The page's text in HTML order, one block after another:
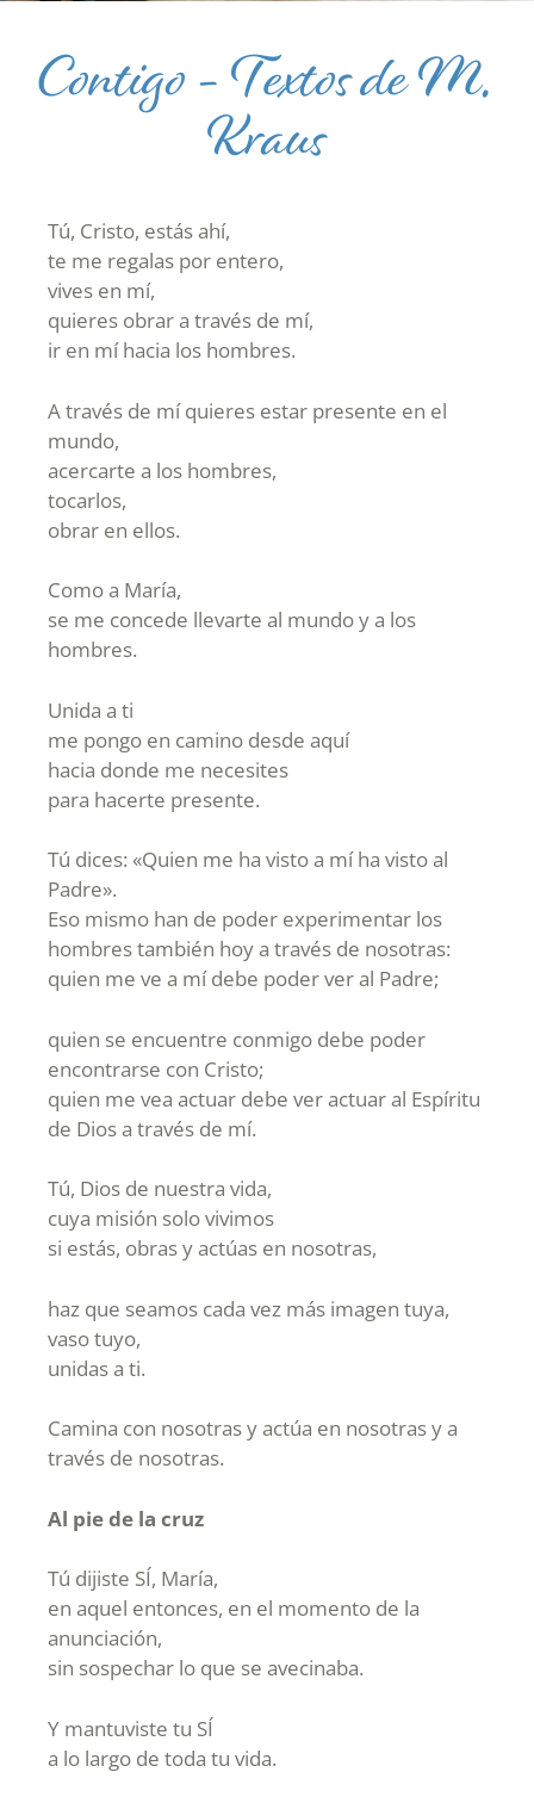
Contigo – Textos de M.
Kraus
Tú, Cristo, estás ahí,
te me regalas por entero,
vives en mí,
quieres obrar a través de mí,
ir en mí hacia los hombres.
A través de mí quieres estar presente en el
mundo,
acercarte a los hombres,
tocarlos,
obrar en ellos.
Como a María,
se me concede llevarte al mundo y a los
hombres.
Unida a ti
me pongo en camino desde aquí
hacia donde me necesites
para hacerte presente.
Tú dices: «Quien me ha visto a mí ha visto al
Padre».
Eso mismo han de poder experimentar los
hombres también hoy a través de nosotras:
quien me ve a mí debe poder ver al Padre;
quien se encuentre conmigo debe poder
encontrarse con Cristo;
quien me vea actuar debe ver actuar al Espíritu
de Dios a través de mí.
Tú, Dios de nuestra vida,
cuya misión solo vivimos
si estás, obras y actúas en nosotras,
haz que seamos cada vez más imagen tuya,
vaso tuyo,
unidas a ti.
Camina con nosotras y actúa en nosotras y a
través de nosotras.
Al pie de la cruz
Tú dijiste SÍ, María,
en aquel entonces, en el momento de la
anunciación,
sin sospechar lo que se avecinaba.
Y mantuviste tu SÍ
a lo largo de toda tu vida.